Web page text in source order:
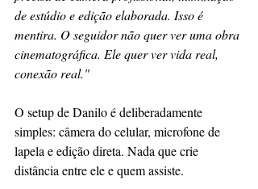
de estúdio e edição elaborada. Isso é
mentira. O seguidor não quer ver uma obra
cinematográfica. Ele quer ver vida real,
conexão real."
O setup de Danilo é deliberadamente
simples: câmera do celular, microfone de
lapela e edição direta. Nada que crie
distância entre ele e quem assiste.